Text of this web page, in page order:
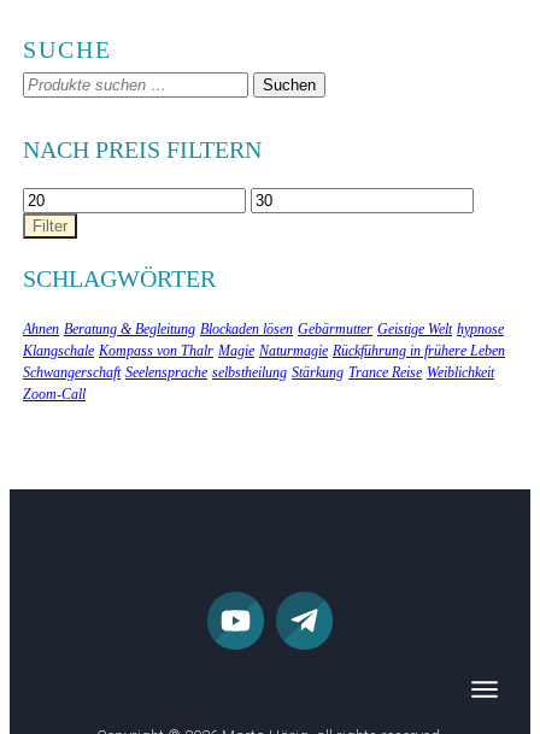
SUCHE
Suchen
nach:
Suchen
NACH PREIS FILTERN
Min.
Preis
Max.
Preis
Filter
SCHLAGWÖRTER
Ahnen Beratung & Begleitung Blockaden lösen Gebärmutter Geistige Welt hypnose
Klangschale Kompass von Thalr Magie Naturmagie Rückführung in frühere Leben
Schwangerschaft Seelensprache selbstheilung Stärkung Trance Reise Weiblichkeit
Zoom-Call